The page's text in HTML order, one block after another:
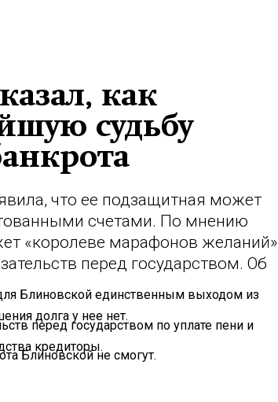
как
судьбу
что ее подзащитная может
счетами. По мнению
«королеве марафонов желаний»
перед государством. Об
Блиновской единственным выходом из
долга у нее нет.
перед государством по уплате пени и
кредиторы.
Блиновской не смогут.